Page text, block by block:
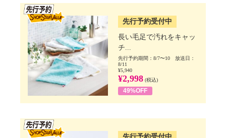
先行予約受付中
長い毛足で汚れをキャッ
チ...
先行予約期間：8/7〜10 放送日：
8/11
¥5,940
¥2,998 (税込)
49%OFF